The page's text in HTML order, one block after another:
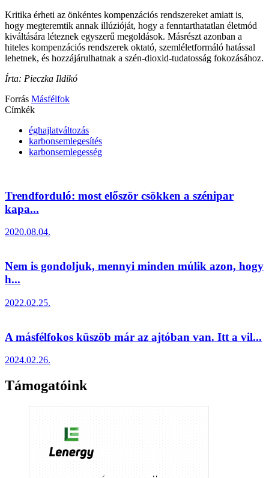
Kritika érheti az önkéntes kompenzációs rendszereket amiatt is,
hogy megteremtik annak illúzióját, hogy a fenntarthatatlan életmód
kiváltására léteznek egyszerű megoldások. Másrészt azonban a
hiteles kompenzációs rendszerek oktató, szemléletformáló hatással
lehetnek, és hozzájárulhatnak a szén-dioxid-tudatosság fokozásához.
Írta: Pieczka Ildikó
Forrás Másfélfok
Címkék
éghajlatváltozás
karbonsemlegesítés
karbonsemlegesség
Trendforduló: most először csökken a szénipar
kapa...
2020.08.04.
Nem is gondoljuk, mennyi minden múlik azon, hogy
h...
2022.02.25.
A másfélfokos küszöb már az ajtóban van. Itt a vil...
2024.02.26.
Támogatóink